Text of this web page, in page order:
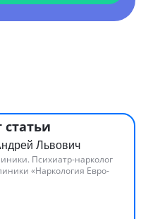
статьи
Львович
Психиатр-нарколог
«Наркология Евро-